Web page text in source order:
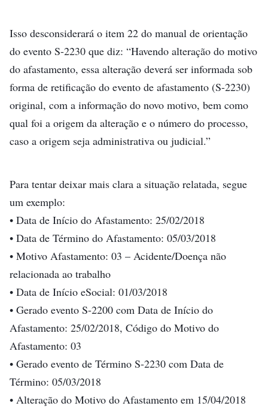
Isso desconsiderará o item 22 do manual de orientação
do evento S-2230 que diz: “Havendo alteração do motivo
do afastamento, essa alteração deverá ser informada sob
forma de retificação do evento de afastamento (S-2230)
original, com a informação do novo motivo, bem como
qual foi a origem da alteração e o número do processo,
caso a origem seja administrativa ou judicial.”
Para tentar deixar mais clara a situação relatada, segue
um exemplo:
• Data de Início do Afastamento: 25/02/2018
• Data de Término do Afastamento: 05/03/2018
• Motivo Afastamento: 03 – Acidente/Doença não
relacionada ao trabalho
• Data de Início eSocial: 01/03/2018
• Gerado evento S-2200 com Data de Início do
Afastamento: 25/02/2018, Código do Motivo do
Afastamento: 03
• Gerado evento de Término S-2230 com Data de
Término: 05/03/2018
• Alteração do Motivo do Afastamento em 15/04/2018